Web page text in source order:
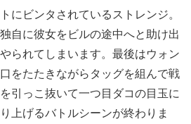
にビンタされているストレンジ。
自に彼女をビルの途中へと助け出
られてしまいます。最後はウォン
をたたきながらタッグを組んで戦
引っこ抜いて一つ目ダコの目玉に
上げるバトルシーンが終わりま